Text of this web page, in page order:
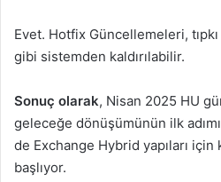
Evet. Hotfix Güncellemeleri,
gibi sistemden kaldırılabilir.
Sonuç olarak, Nisan 2025 HU
geleceğe dönüşümünün ilk
de Exchange Hybrid yapıları
başlıyor.